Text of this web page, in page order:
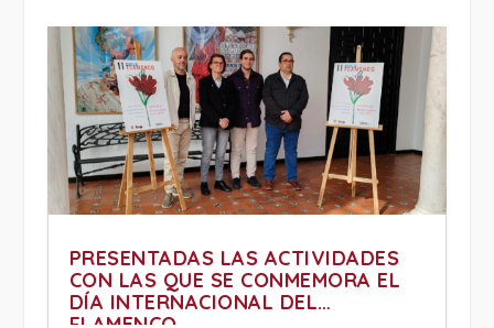
PRESENTADAS LAS ACTIVIDADES
CON LAS QUE SE CONMEMORA EL
DÍA INTERNACIONAL DEL